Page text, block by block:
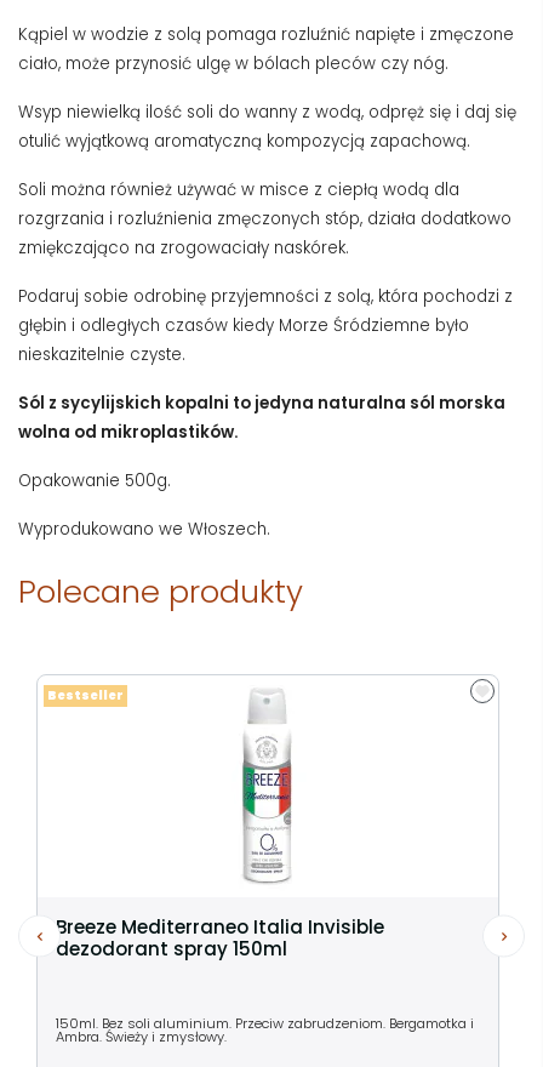
Kąpiel w wodzie z solą pomaga rozluźnić napięte i zmęczone
ciało, może przynosić ulgę w bólach pleców czy nóg.
Wsyp niewielką ilość soli do wanny z wodą, odpręż się i daj się
otulić wyjątkową aromatyczną kompozycją zapachową.
Soli można również używać w misce z ciepłą wodą dla
rozgrzania i rozluźnienia zmęczonych stóp, działa dodatkowo
zmiękczająco na zrogowaciały naskórek.
Podaruj sobie odrobinę przyjemności z solą, która pochodzi z
głębin i odległych czasów kiedy Morze Śródziemne było
nieskazitelnie czyste.
Sól z sycylijskich kopalni to jedyna naturalna sól morska
wolna od mikroplastików.
Opakowanie 500g.
Wyprodukowano we Włoszech.
Polecane produkty
Breeze Mediterraneo Italia Invisible
dezodorant spray 150ml
150ml. Bez soli aluminium. Przeciw zabrudzeniom. Bergamotka i
Ambra. Świeży i zmysłowy.
Bestseller